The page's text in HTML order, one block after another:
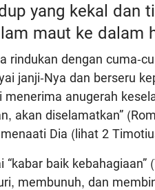
yang kekal dan
maut ke dalam
rindukan dengan cuma-
janji-Nya dan berseru
anugerah
akan diselamatkan”
Dia (lihat 2
“kabar baik
membunuh, dan